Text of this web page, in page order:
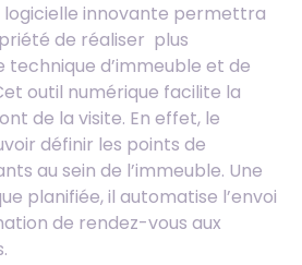
logicielle innovante permettra
de réaliser plus
d’immeuble et de
outil numérique facilite la
de la visite. En effet, le
définir les points de
au sein de l’immeuble. Une
planifiée, il automatise l’envoi
de rendez-vous aux